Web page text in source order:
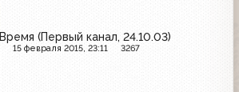
Время (Первый канал, 24.10.03)
15 февраля 2015, 23:11 3267